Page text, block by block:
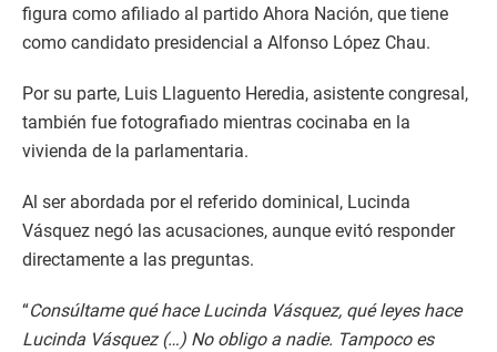
figura como afiliado al partido Ahora Nación, que tiene
como candidato presidencial a Alfonso López Chau.
Por su parte, Luis Llaguento Heredia, asistente congresal,
también fue fotografiado mientras cocinaba en la
vivienda de la parlamentaria.
Al ser abordada por el referido dominical, Lucinda
Vásquez negó las acusaciones, aunque evitó responder
directamente a las preguntas.
“Consúltame qué hace Lucinda Vásquez, qué leyes hace
Lucinda Vásquez (…) No obligo a nadie. Tampoco es